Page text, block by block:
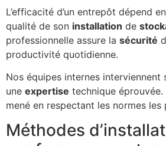
L’efficacité d’un entrepôt dépend
qualité de son installation de
professionnelle assure la sécurité
productivité quotidienne.
Nos équipes internes interviennent
une expertise technique éprouvée.
mené en respectant les normes les
Méthodes